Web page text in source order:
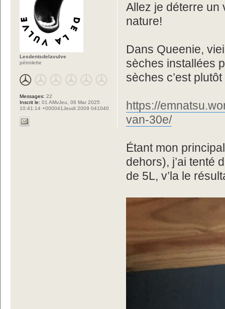
Allez je déterre un
nature!
Dans Queenie,
sèches installées
sèches c’est
https://
van-30e/
Étant mon
dehors), j’ai tenté
de 5L, v’la le
Lesdentsdelavulve
pétrolette
Messages: 22
Inscrit le: 01 AMvJeu, 06 Mar 2025
10:41:14 +000041Jeudi 2009 041040